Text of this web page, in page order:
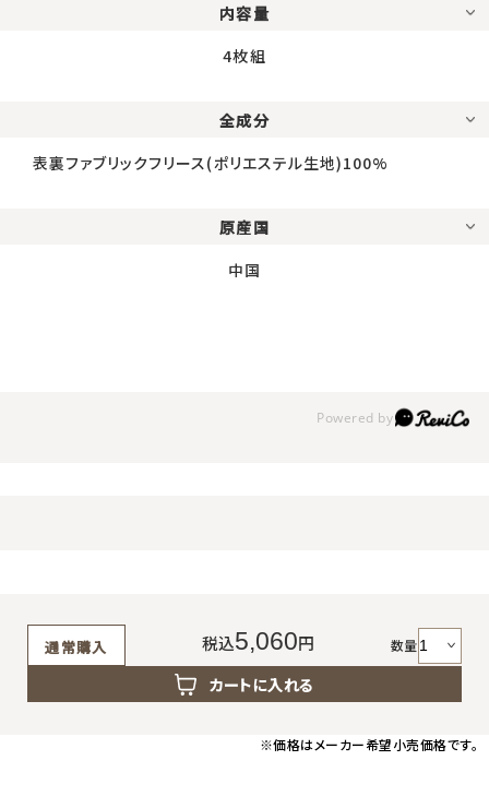
内容量
4枚組
全成分
表裏ファブリックフリース(ポリエステル生地)100%
原産国
中国
通常購入 税込5,060円 数量
カートに入れる
※価格はメーカー希望小売価格です。